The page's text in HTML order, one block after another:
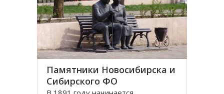
Памятники Новосибирска и
Сибирского ФО